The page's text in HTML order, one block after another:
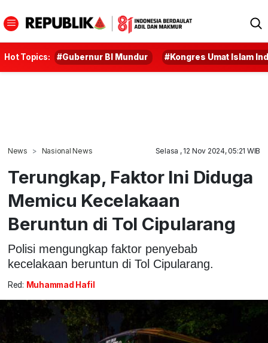
Hot Topics: #Gubernur BI Mundur #Kongres Umat Islam
News Nasional News Selasa , 12 Nov 2024, 05:21 WIB
Terungkap, Faktor Ini Diduga
Memicu Kecelakaan
Beruntun di Tol Cipularang
Polisi mengungkap faktor penyebab
kecelakaan beruntun di Tol Cipularang.
Red: Muhammad Hafil